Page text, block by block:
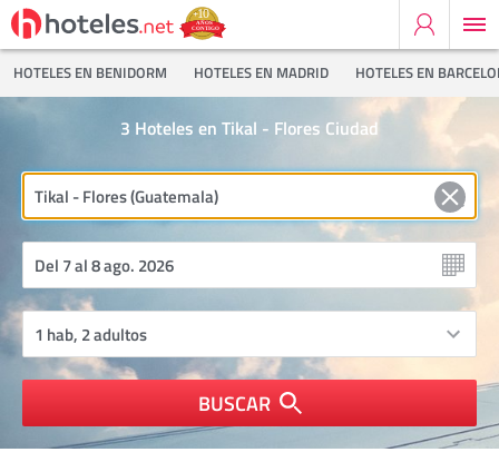
HOTELES EN BENIDORM HOTELES EN MADRID HOTELES EN
Hoteles en Tikal - Flores Ciudad
3
BUSCAR